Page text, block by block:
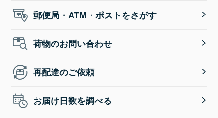
郵便局・ATM・ポストをさがす
荷物のお問い合わせ
再配達のご依頼
お届け日数を調べる